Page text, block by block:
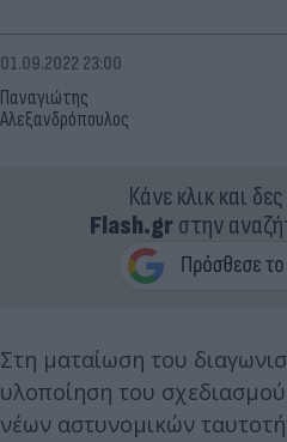
Παναγιώτης
Αλεξανδρόπουλος
01.09.2022 23:00
Κάνε κλικ και
Flash.grστην
Στη ματαίωση του
υλοποίηση του
νέων αστυνομικών